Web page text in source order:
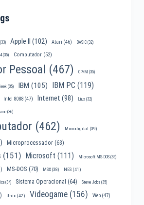
Apple II (102) Atari (46) BASIC(32)
(35) Computador(52)
Pessoal (467) CP/M (35)
(35) IBM (105) IBM PC (119)
Intel 8088(47) Internet (98) Linux(32)
(36)
(462) Microdigital (39)
Microprocessador(63)
(151) Microsoft (111) Microsoft MS-DOS(35)
MS-DOS (70) MSX(38) NES(41)
(34) Sistema Operacional (64) Steve Jobs(35)
Unix(42) Videogame(156) Web(47)